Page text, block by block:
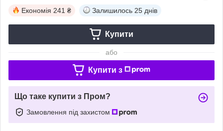
Економія 241 ₴ Залишилось 25 днів
Купити
або
Купити з
Що таке купити з Пром?
Замовлення під захистом